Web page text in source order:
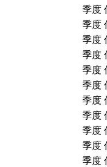
季度
季度
季度
季度
季度
季度
季度
季度
季度
季度
季度